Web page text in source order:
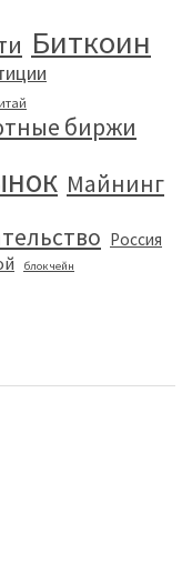
Биткоин
биржи
Майнинг
Россия
блокчейн